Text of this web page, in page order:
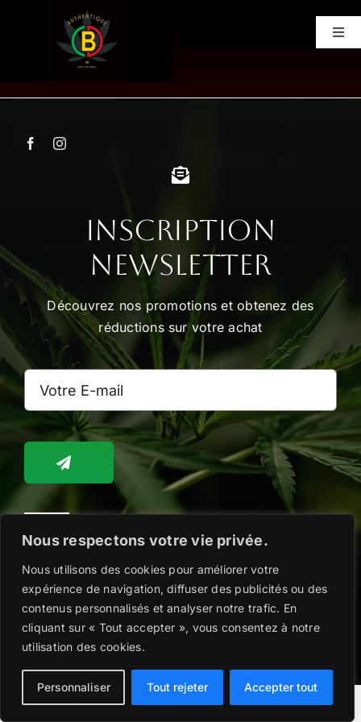
Nous respectons votre vie privée.
Nous utilisons des cookies pour améliorer votre
expérience de navigation, diffuser des publicités ou des
contenus personnalisés et analyser notre trafic. En
cliquant sur « Tout accepter », vous consentez à notre
utilisation des cookies.
Personnaliser Tout rejeter Accepter tout
CONTACT
Inscription
Newsletter
Découvrez nos promotions et obtenez des
réductions sur votre achat
Toggle
Navigation
WooCommerce Cart
WooCommerce My Account
Copyright @2026 | Mentions légales |
Politique
de confidentialité|Conditions Générales de
Vente| Remis au goût du jour par